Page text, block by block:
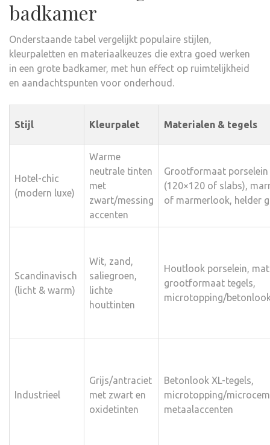
badkamer
Onderstaande tabel vergelijkt populaire stijlen,
kleurpaletten en materiaalkeuzes die extra goed werken
in een grote badkamer, met hun effect op ruimtelijkheid
en aandachtspunten voor onderhoud.
Stijl Kleurpalet Materialen & tegels
Hotel-chic
(modern luxe)
Warme
neutrale tinten
met
zwart/messing
accenten
Grootformaat porselein
(120×120 of slabs),
of marmerlook, helder
Scandinavisch
(licht & warm)
Wit, zand,
saliegroen,
lichte
houttinten
Houtlook porselein,
grootformaat tegels,
microtopping/
Industrieel
Grijs/antraciet
met zwart en
oxidetinten
Betonlook XL-tegels,
microtopping/
metaalaccenten